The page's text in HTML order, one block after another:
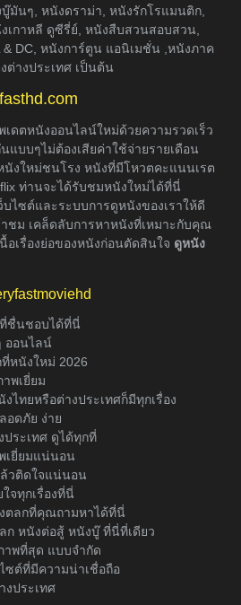
มันๆ, หนังดราม่า, หนังรักโรแมนติก,
กาหลี ดูซีรี่ย์, หนังสืบสวนสอบสวน,
& DC, หนังการ์ตูน แอนิเมชั่น ,หนังภาค
ต่างประเทศ เป็นต้น
เดตหนังออนไลน์ใหม่ด้วยความรวดเร็ว
บบๆไม่ต้องเสียค่าใช้จ่ายรายเดือน
งใหม่ชนโรง หนังที่มีโหวตคะแนนเรต
ท่านจะได้รับชมหนังใหม่ได้ที่นี่
บไซต์และระบบการดูหนังของเราให้ดี
าชม เคล็ดลับการหาหนังที่เหมาะกับคุณ
อเรื่องย่อของหนังก่อนตัดสินใจ ดูหนัง
ชื่นชอบได้ที่นี่
ออนไลน์
หนังใหม่ 2026
พเยี่ยม
ไทยหรือต่างประเทศก็มีทุกเรื่อง
อดภัย ง่าย
ระเทศ ดูได้ทุกที่
เยี่ยมแน่นอน
วติดใจแน่นอน
จทุกเรื่องที่นี่
ตลกที่คุณถามหาได้ที่นี่
ก หนังต่อสู้ หนังบู๊ ที่นี่ที่เดียว
าพที่สุด แบบจำกัด
ซต์ที่มีความน่าเชื่อถือ
งประเทศ